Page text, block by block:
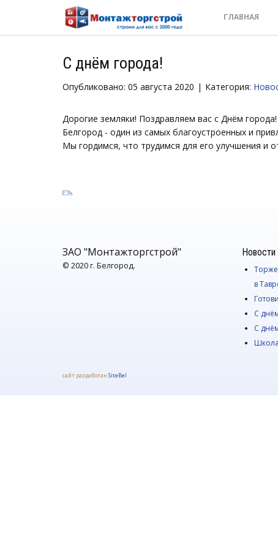
ГЛАВНАЯ
С днём города!
Опубликовано: 05 августа 2020 Категория:
Дорогие земляки! Поздравляем вас с Днём города!
Белгород - один из самых благоустроенных и
Мы гордимся, что трудимся для его улучшения и
ЗАО "Монтажторгстрой"
© 2020 г. Белгород.
Новости
в
С
С
сайт разработан SiteBel